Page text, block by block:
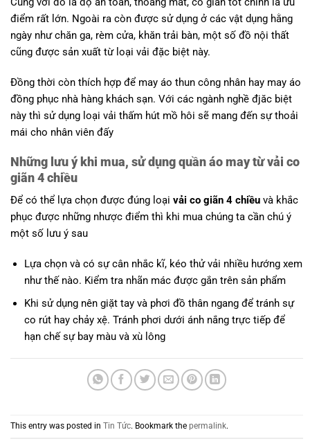
điểm rất lớn. Ngoài ra còn được sử dụng ở các vật dụng hằng
ngày như chăn ga, rèm cửa, khăn trải bàn, một số đồ nội thất
cũng được sản xuất từ loại vải đặc biệt này.
Đồng thời còn thích hợp để may áo thun công nhân hay may áo
đồng phục nhà hàng khách sạn. Với các ngành nghề đjăc biệt
này thì sử dụng loại vải thấm hút mồ hôi sẽ mang đến sự thoải
mái cho nhân viên đấy
Những lưu ý khi mua, sử dụng quần áo may từ vải co
giãn 4 chiều
Để có thể lựa chọn được đúng loại vải co giãn 4 chiều và khắc
phục được những nhược điểm thì khi mua chúng ta cần chú ý
một số lưu ý sau
Lựa chọn và có sự cân nhắc kĩ, kéo thử vải nhiều hướng xem
như thế nào. Kiểm tra nhãn mác được gắn trên sản phẩm
Khi sử dụng nên giặt tay và phơi đồ thân ngang để tránh sự
co rút hay chảy xệ. Tránh phơi dưới ánh nắng trực tiếp để
hạn chế sự bay màu và xù lông
This entry was posted in Tin Tức. Bookmark the permalink.